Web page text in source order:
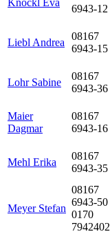
Knöckl Eva
6943-12
Liebl Andrea
08167
6943-15
Lohr Sabine
08167
6943-36
Maier
Dagmar
08167
6943-16
Mehl Erika
08167
6943-35
Meyer Stefan
08167
6943-50
0170
7942402